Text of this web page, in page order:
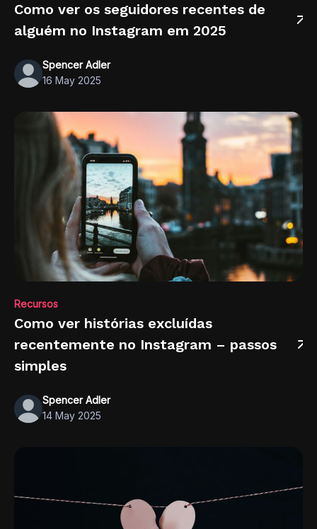
Como ver os seguidores recentes de
alguém no Instagram em 2025
Spencer Adler
16 May 2025
Recursos
Como ver histórias excluídas
recentemente no Instagram – passos
simples
Spencer Adler
14 May 2025